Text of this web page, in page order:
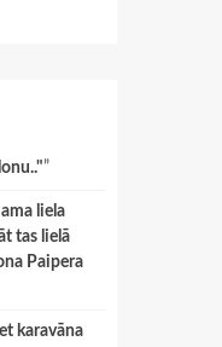
”
liela
tas lielā
Paipera
karavāna